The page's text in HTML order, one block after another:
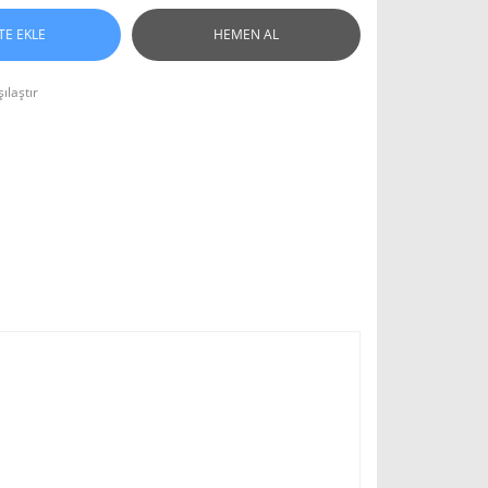
EKLE HEMEN AL